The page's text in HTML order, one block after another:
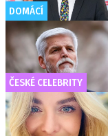
DOMÁCÍ
ČESKÉ CELEBRITY